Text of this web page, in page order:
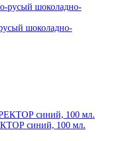
шоколадно-
синий, 100 мл.